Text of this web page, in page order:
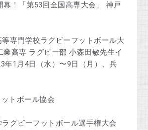
幕！「第53回全国高専大会」 神戸
等専門学校ラグビーフットボール大
業高専 ラグビー部 小森田敏先生イ
年1月4日（水）〜9日（月）、兵
トボール協会
グビーフットボール選手権大会